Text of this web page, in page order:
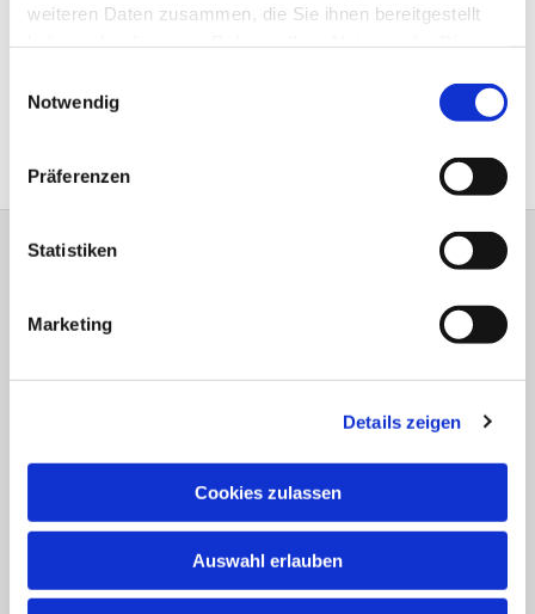
weiteren Daten zusammen, die Sie ihnen bereitgestellt
Notwendig
Präferenzen
Statistiken
Marketing
Details zeigen
Cookies zulassen
Auswahl erlauben
staltete er Personen der
Mythologie, der Bibel und des
interessanten Eindrücken fuhren
Anschrift der e
Urbanstraße 36
33106 Paderborn
Kontakt